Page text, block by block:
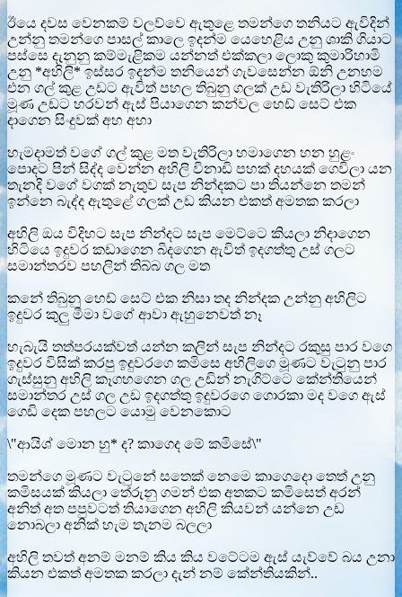
ඊයෙ දවස වෙනකම් වලව්වෙ ඇතුළෙ තමන්ගෙ තනියට ඇවිදින්
උන්නු තමන්ගෙ පාසල් කාලෙ ඉදන්ම යෙහෙළිය උනු ශාකි ගියාට
පස්සෙ දැනුනු කම්මැළිකම යන්නත් එක්කලා ලොකු කුමාරිහාමි
උනු *අහිලි* ඉස්සර ඉදන්ම තනියෙන් ගැවසෙන්න ඕනි උනහම
එන ගල් කුළ උඩට ඇවිත් පහල තිබුනු ගලක් උඩ වැතිරිලා හිටියේ
මූණ උඩට හරවන් ඇස් පියාගෙන කන්වල හෙඩ් සෙට් එක
දාගෙන සිංදුවක් අහ අහා
හැමදාමත් වගේ ගල් කුළ මත වැතිරිලා හමාගෙන හන හුළං
පොදට පින් සිද්ද වෙන්න අහිලි විනාඩි පහක් දහයක් ගෙවිලා යන
තැනදි වගේ වගක් නැතුව සැප නින්දකට පා තියන්නෙ තමන්
ඉන්නෙ බැද්ද ඇතුළේ ගලක් උඩ කියන එකත් අමතක කරලා
අහිලි ඔය විදිහට සැප නින්දට සැප මෙට්ටෙ කියලා නිදාගෙන
හිටියෙ ඉදුවර කඩාගෙන බිදගෙන ඇවිත් ඉදගත්තු උස් ගලට
සමාන්තරව පහලින් තිබ්බ ගල මත
කනේ තිබුනු හෙඩ් සෙට් එක නිසා තද නින්දක උන්නු අහිලිට
ඉදුවර කුලු මීමා වගේ ආවා ඇහුනෙවත් නෑ
හැබැයි තත්පරයක්වත් යන්න කලින් සැප නින්දට රකුසු පාර වගෙ
ඉදුවර විසික් කරපු ඉදුවරගෙ කමිසෙ අහිලිගෙ මූණට වැටුනු පාර
ගැස්සුනු අහිලි කෑගහගෙන ගල උඩින් නැගිට්ටෙ කේන්තියෙන්
සමාන්තර උස් ගල උඩ ඉදගත්තු ඉදුවරගෙ ගොරකා මද වගෙ ඇස්
ගෙඩි දෙක පහලට යොමු වෙනකොට
\"ආයිශ් මොන හු* ද? කාගෙද මේ කමිසේ\"
තමන්ගෙ මූණට වැටුනේ සතෙක් නෙමෙ කාගෙදො තෙත් උනු
කමිසයක් කියලා තේරුනු ගමන් එක අතකට කමිසෙත් අරන්
අනිත් අත පපුවටත් තියාගෙන අහිලි කියවන් යන්නෙ උඩ
නොබලා අනික් හැම තැනම බලලා
අහිලි තවත් අනම් මනම් කිය කිය වටේටම ඇස් යැව්වේ බය උනා
කියන එකත් අමතක කරලා දැන් නම් කේන්තියකින්..